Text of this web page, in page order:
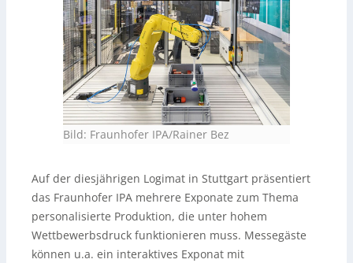
Bild: Fraunhofer IPA/Rainer Bez
Auf der diesjährigen Logimat in Stuttgart präsentiert
das Fraunhofer IPA mehrere Exponate zum Thema
personalisierte Produktion, die unter hohem
Wettbewerbsdruck funktionieren muss. Messegäste
können u.a. ein interaktives Exponat mit